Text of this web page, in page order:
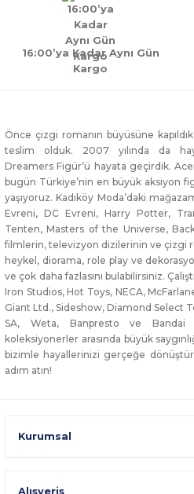
16:00’ya Kadar Aynı Gün
Kargo
Önce çizgi romanın büyüsüne
teslim olduk. 2007 yılında da
Dreamers Figür’ü hayata geçirdik.
bugün Türkiye’nin en büyük aksiyon
yaşıyoruz. Kadıköy Moda’daki
Evreni, DC Evreni, Harry Potter,
Tenten, Masters of the Universe,
filmlerin, televizyon dizilerinin ve çizgi
heykel, diorama, role play ve
ve çok daha fazlasını bulabilirsiniz.
Iron Studios, Hot Toys, NECA,
Giant Ltd., Sideshow, Diamond Select
SA, Weta, Banpresto ve Bandai
koleksiyonerler arasında büyük
bizimle hayallerinizi gerçeğe
adım atın!
Kurumsal
Alışveriş